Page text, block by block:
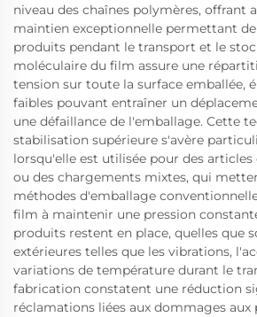
niveau des chaînes polymères, offrant
maintien exceptionnelle permettant
produits pendant le transport et le
moléculaire du film assure une
tension sur toute la surface emballée,
faibles pouvant entraîner un
une défaillance de l'emballage. Cette
stabilisation supérieure s'avère
lorsqu'elle est utilisée pour des
ou des chargements mixtes, qui
méthodes d'emballage
film à maintenir une pression
produits restent en place, quelles que
extérieures telles que les vibrations,
variations de température durant le
fabrication constatent une réduction
réclamations liées aux dommages